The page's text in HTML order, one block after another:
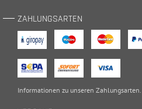
ZAHLUNGSARTEN
Informationen zu unseren Zahlungsarten.